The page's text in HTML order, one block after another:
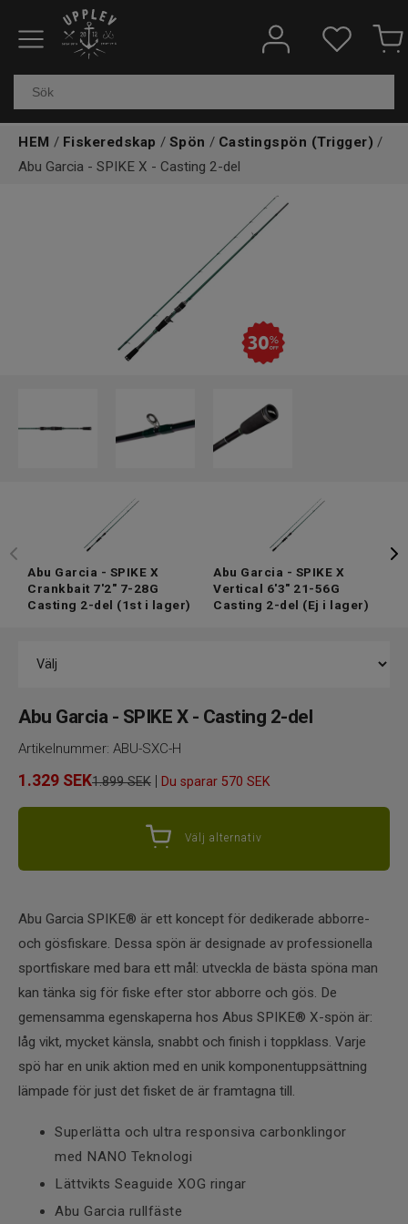
Fiskeredskap
Kläder & skor
HEM / Fiskeredskap / Spön / Castingspön (Trigger) /
Abu Garcia - SPIKE X - Casting 2-del
Abu Garcia - SPIKE X
Crankbait 7'2" 7-28G
Casting 2-del (1st i lager)
Abu Garcia - SPIKE X
Vertical 6'3" 21-56G
Casting 2-del (Ej i lager)
Abu Garcia - SPIKE X - Casting 2-del
Artikelnummer: ABU-SXC-H
1.329 SEK1.899 SEK | Du sparar 570 SEK
Välj alternativ
Abu Garcia SPIKE® är ett koncept för dedikerade abborre-
och gösfiskare. Dessa spön är designade av professionella
sportfiskare med bara ett mål: utveckla de bästa spöna man
kan tänka sig för fiske efter stor abborre och gös. De
gemensamma egenskaperna hos Abus SPIKE® X-spön är:
låg vikt, mycket känsla, snabbt och finish i toppklass. Varje
spö har en unik aktion med en unik komponentuppsättning
lämpade för just det fisket de är framtagna till.
Superlätta och ultra responsiva carbonklingor
med NANO Teknologi
Lättvikts Seaguide XOG ringar
Abu Garcia rullfäste